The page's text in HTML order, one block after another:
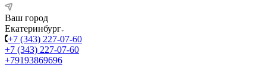
Ваш город
Екатеринбург
+7 (343) 227-07-60
+7 (343) 227-07-60
+79193869696